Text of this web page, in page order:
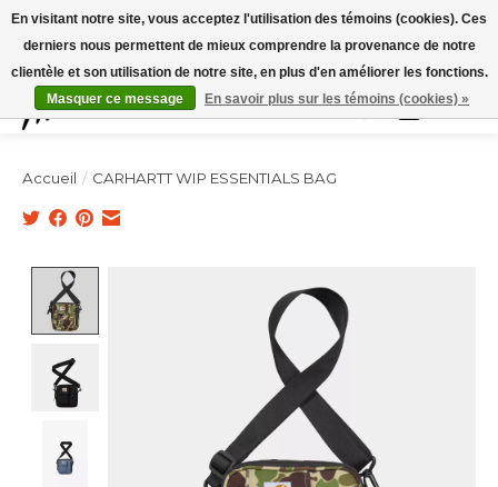
Expédition sous 48h / Livraison gratuite dès 150€ d'achats / -10% avec le code
"4MILKZOO"
Liste de
Panier
Accueil / CARHARTT WIP ESSENTIALS BAG
En visitant notre site, vous acceptez l'utilisation des témoins (cookies). Ces
derniers nous permettent de mieux comprendre la provenance de notre
clientèle et son utilisation de notre site, en plus d'en améliorer les fonctions.
Masquer ce message
En savoir plus sur les témoins (cookies) »